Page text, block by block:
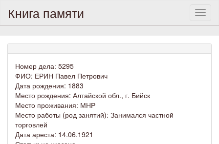
Книга памяти
Номер дела: 5295
ФИО: ЕРИН Павел Петрович
Дата рождения: 1883
Место рождения: Алтайской обл., г. Бийск
Место проживания: МНР
Место работы (род занятий): Занимался частной
торговлей
Дата ареста: 14.06.1921